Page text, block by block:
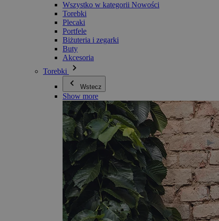
Wszystko w kategorii Nowości
Torebki
Plecaki
Portfele
Biżuteria i zegarki
Buty
Akcesoria
Torebki
Wstecz
Show more